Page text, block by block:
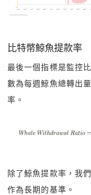
比特幣鯨魚提款率
最後一個指標是監控
數為每週鯨魚總轉出
率。
除了鯨魚提款率，我
作為長期的基準。